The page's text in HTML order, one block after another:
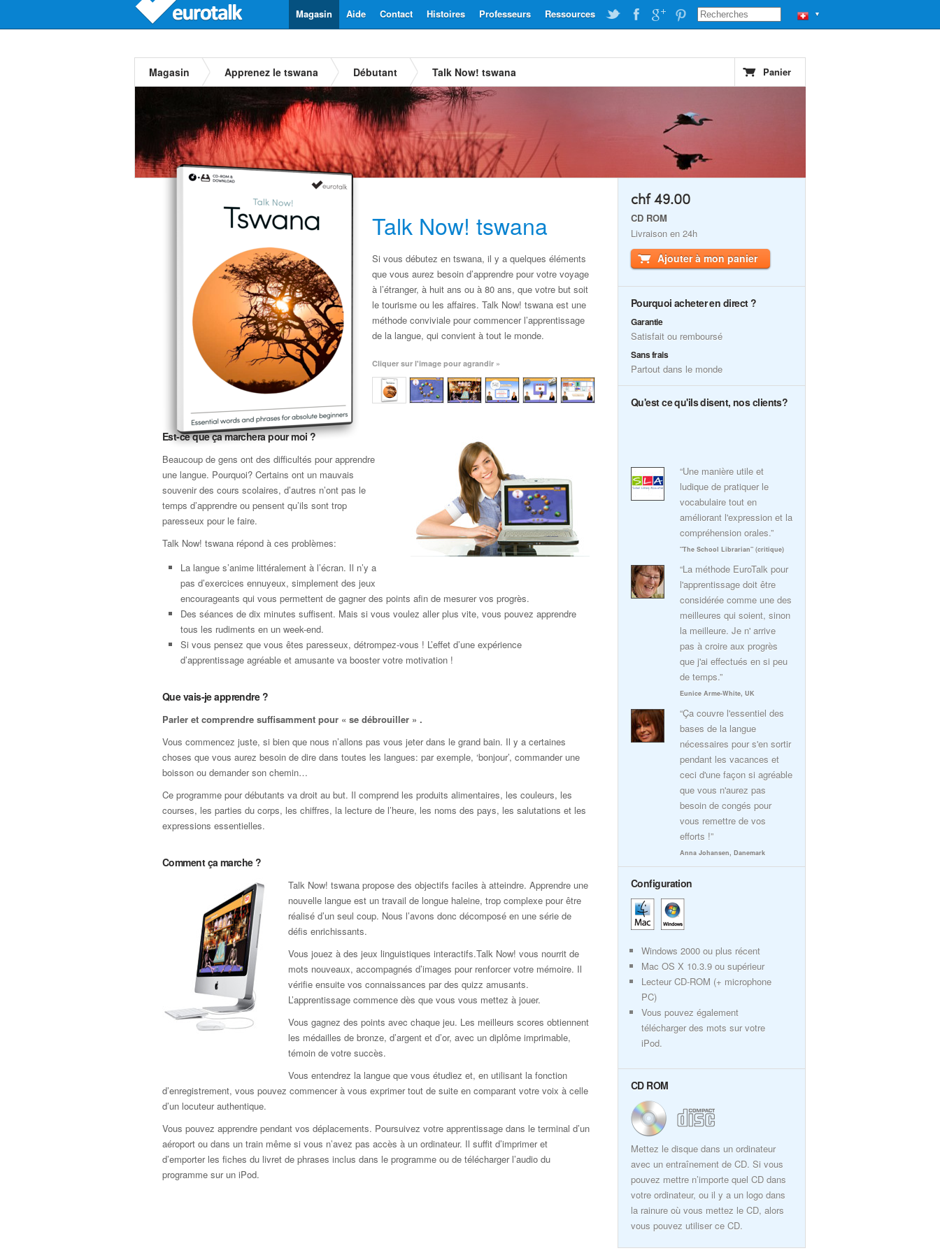
▼
Ressources
Professeurs
Histoires
Contact
Aide
Magasin
Magasin Apprenez le tswana Débutant Talk Now! tswana Panier
Talk Now! tswana
Si vous débutez en tswana, il y a quelques éléments
que vous aurez besoin d’apprendre pour votre voyage
à l’étranger, à huit ans ou à 80 ans, que votre but soit
le tourisme ou les affaires. Talk Now! tswana est une
méthode conviviale pour commencer l’apprentissage
de la langue, qui convient à tout le monde.
Cliquer sur l'image pour agrandir »
Est-ce que ça marchera pour moi ?
Beaucoup de gens ont des difficultés pour apprendre
une langue. Pourquoi? Certains ont un mauvais
souvenir des cours scolaires, d’autres n’ont pas le
temps d’apprendre ou pensent qu’ils sont trop
paresseux pour le faire.
Talk Now! tswana répond à ces problèmes:
La langue s’anime littéralement à l’écran. Il n’y a
pas d’exercices ennuyeux, simplement des jeux
encourageants qui vous permettent de gagner des points afin de mesurer vos progrès.
Des séances de dix minutes suffisent. Mais si vous voulez aller plus vite, vous pouvez apprendre
tous les rudiments en un week-end.
Si vous pensez que vous êtes paresseux, détrompez-vous ! L’effet d’une expérience
d’apprentissage agréable et amusante va booster votre motivation !
Que vais-je apprendre ?
Parler et comprendre suffisamment pour « se débrouiller » .
Vous commencez juste, si bien que nous n’allons pas vous jeter dans le grand bain. Il y a certaines
choses que vous aurez besoin de dire dans toutes les langues: par exemple, ‘bonjour’, commander une
boisson ou demander son chemin…
Ce programme pour débutants va droit au but. Il comprend les produits alimentaires, les couleurs, les
courses, les parties du corps, les chiffres, la lecture de l’heure, les noms des pays, les salutations et les
expressions essentielles.
Comment ça marche ?
Talk Now! tswana propose des objectifs faciles à atteindre. Apprendre une
nouvelle langue est un travail de longue haleine, trop complexe pour être
réalisé d’un seul coup. Nous l’avons donc décomposé en une série de
défis enrichissants.
Vous jouez à des jeux linguistiques interactifs.Talk Now! vous nourrit de
mots nouveaux, accompagnés d’images pour renforcer votre mémoire. Il
vérifie ensuite vos connaissances par des quizz amusants.
L’apprentissage commence dès que vous vous mettez à jouer.
Vous gagnez des points avec chaque jeu. Les meilleurs scores obtiennent
les médailles de bronze, d’argent et d’or, avec un diplôme imprimable,
témoin de votre succès.
Vous entendrez la langue que vous étudiez et, en utilisant la fonction
d’enregistrement, vous pouvez commencer à vous exprimer tout de suite en comparant votre voix à celle
d’un locuteur authentique.
Vous pouvez apprendre pendant vos déplacements. Poursuivez votre apprentissage dans le terminal d’un
aéroport ou dans un train même si vous n’avez pas accès à un ordinateur. Il suffit d’imprimer et
d’emporter les fiches du livret de phrases inclus dans le programme ou de télécharger l’audio du
programme sur un iPod.
chf 49.00
CD ROM
Livraison en 24h
Ajouter à mon panier
Pourquoi acheter en direct ?
Garantie
Satisfait ou remboursé
Sans frais
Partout dans le monde
Qu'est ce qu'ils disent, nos clients?
“Une manière utile et
ludique de pratiquer le
vocabulaire tout en
améliorant l'expression et la
compréhension orales.”
"The School Librarian" (critique)
“La méthode EuroTalk pour
l'apprentissage doit être
considérée comme une des
meilleures qui soient, sinon
la meilleure. Je n' arrive
pas à croire aux progrès
que j'ai effectués en si peu
de temps.”
Eunice Arme-White, UK
“Ça couvre l'essentiel des
bases de la langue
nécessaires pour s'en sortir
pendant les vacances et
ceci d'une façon si agréable
que vous n'aurez pas
besoin de congés pour
vous remettre de vos
efforts !”
Anna Johansen, Danemark
Configuration
Windows 2000 ou plus récent
Mac OS X 10.3.9 ou supérieur
Lecteur CD-ROM (+ microphone
PC)
Vous pouvez également
télécharger des mots sur votre
iPod.
CD ROM
Mettez le disque dans un ordinateur
avec un entraînement de CD. Si vous
pouvez mettre n’importe quel CD dans
votre ordinateur, ou il y a un logo dans
la rainure où vous mettez le CD, alors
vous pouvez utiliser ce CD.